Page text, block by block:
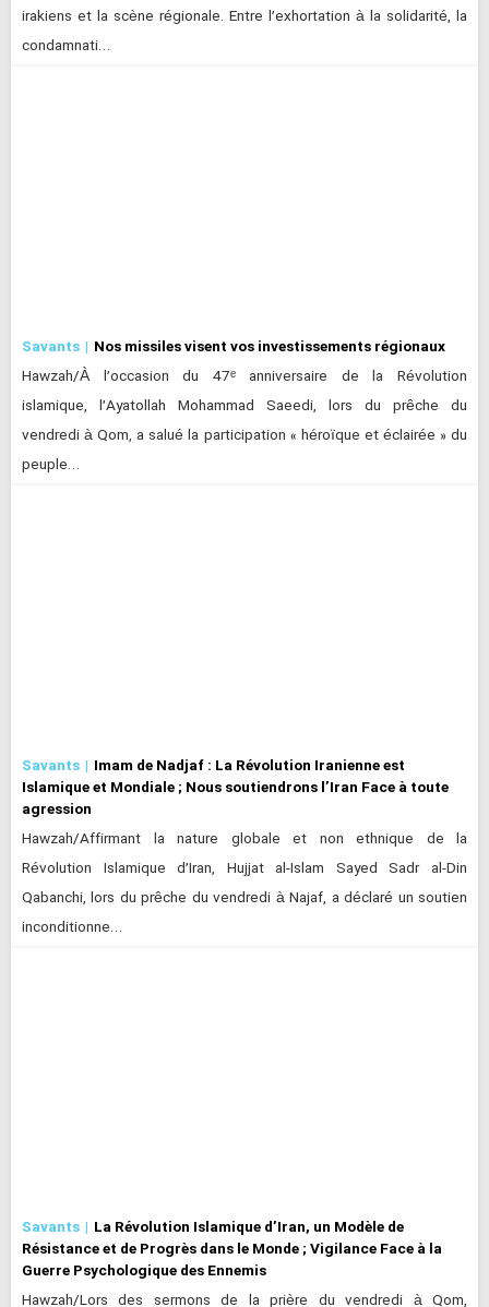
irakiens et la scène régionale. Entre l’exhortation à la solidarité, la
condamnati…
Savants Nos missiles visent vos investissements régionaux
Hawzah/À l’occasion du 47ᵉ anniversaire de la Révolution
islamique, l’Ayatollah Mohammad Saeedi, lors du prêche du
vendredi à Qom, a salué la participation « héroïque et éclairée » du
peuple…
Savants
Imam de Nadjaf : La Révolution Iranienne est
Islamique et Mondiale ; Nous soutiendrons l’Iran Face à toute
agression
Hawzah/Affirmant la nature globale et non ethnique de la
Révolution Islamique d’Iran, Hujjat al-Islam Sayed Sadr al-Din
Qabanchi, lors du prêche du vendredi à Najaf, a déclaré un soutien
inconditionne…
Savants
La Révolution Islamique d’Iran, un Modèle de
Résistance et de Progrès dans le Monde ; Vigilance Face à la
Guerre Psychologique des Ennemis
Hawzah/Lors des sermons de la prière du vendredi à Qom,